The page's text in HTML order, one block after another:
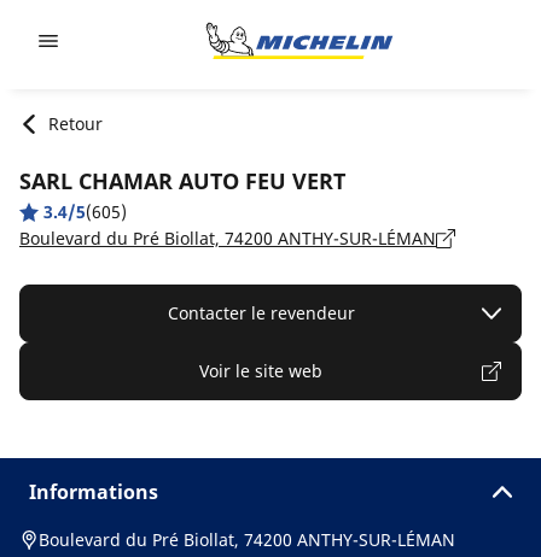
Retour
SARL CHAMAR AUTO FEU VERT
3.4/5(605)
Boulevard du Pré Biollat, 74200 ANTHY-SUR-LÉMAN
Contacter le revendeur
Voir le site web
Informations
Boulevard du Pré Biollat, 74200 ANTHY-SUR-LÉMAN